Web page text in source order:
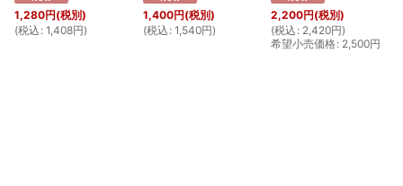
1,280円(税別)
(税込 : 1,408円)
1,400円(税別)
(税込 : 1,540円)
2,200円(税別)
(税込 : 2,420円)
希望小売価格: 2,500円